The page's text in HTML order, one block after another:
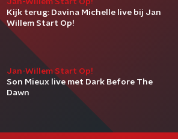
Jan-Willem Start Op!
Kijk terug: Davina Michelle live bij Jan
Willem Start Op!
Jan-Willem Start Op!
Son Mieux live met Dark Before The
Dawn